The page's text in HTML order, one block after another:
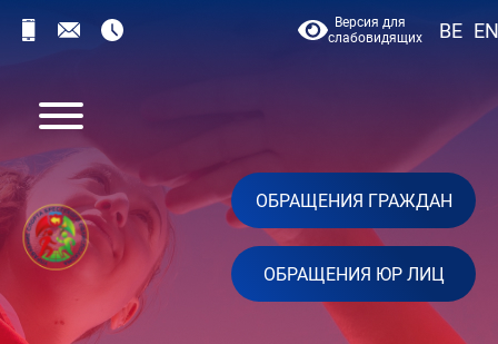
Версия для
слабовидящих
BE EN
ОБРАЩЕНИЯ ГРАЖДАН
ОБРАЩЕНИЯ ЮР ЛИЦ